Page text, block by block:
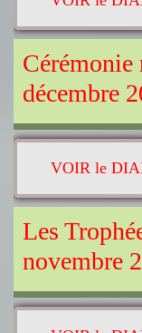
Cérémonie
décembre
VOIR le
Les
novembre